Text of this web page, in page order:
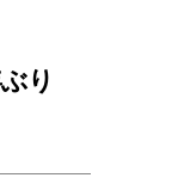
り